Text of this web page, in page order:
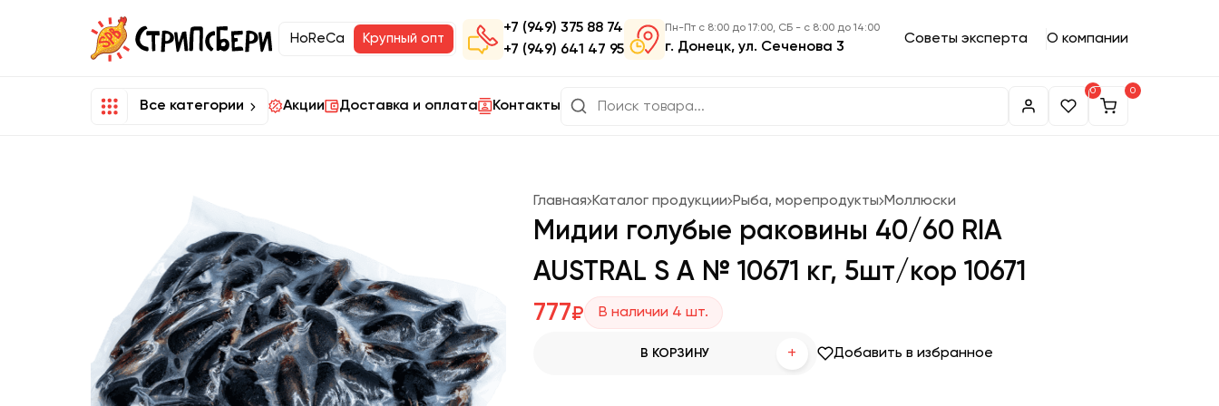
HoReCa Крупный опт
+7 (949) 375 88 74
+7 (949) 641 47 95
Пн-Пт с 8:00 до 17:00, СБ - с 8:00 до 14:00
г. Донецк, ул. Сеченова 3
Советы эксперта О компании
Все категории Акции Доставка и оплата Контакты
0 0
Главная Каталог продукции Рыба, морепродукты Моллюски
Мидии голубые раковины 40/60 RIA
AUSTRAL S A № 10671 кг, 5шт/кор 10671
777₽ В наличии 4 шт.
В КОРЗИНУ + Добавить в избранное